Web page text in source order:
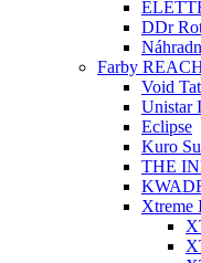
DDr
Farby
Void
Unistar
Eclipse
Kuro
THE
Xtreme